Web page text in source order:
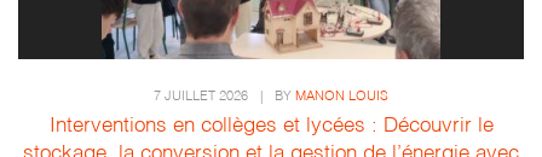
7 JUILLET 2026 BY MANON LOUIS
Interventions en collèges et lycées : Découvrir le
stockage, la conversion et la gestion de l’énergie avec